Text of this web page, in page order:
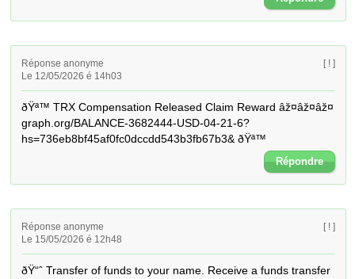
Réponse anonyme
Le 12/05/2026 é 14h03
[ ! ]
ðŸª™ TRX Compensation Released Claim Reward âž¤âž¤âž¤
graph.org/BALANCE-3682444-USD-04-21-6?
hs=736eb8bf45af0fc0dccdd543b3fb67b3& ðŸª™
Répondre
Réponse anonyme
Le 15/05/2026 é 12h48
[ ! ]
ðŸ“ˆ Transfer of funds to your name. Receive a funds transfer